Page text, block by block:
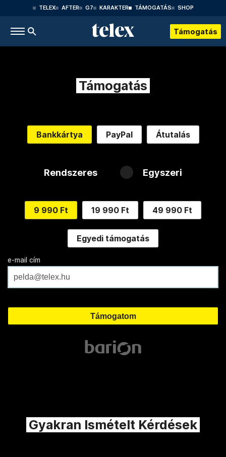
TELEX AFTER G7 KARAKTER TÁMOGATÁS SHOP
Támogatás
Támogatás
Bankkártya PayPal Átutalás
Rendszeres Egyszeri
9 990 Ft 19 990 Ft 49 990 Ft
Egyedi támogatás
e-mail cím
Gyakran Ismételt Kérdések